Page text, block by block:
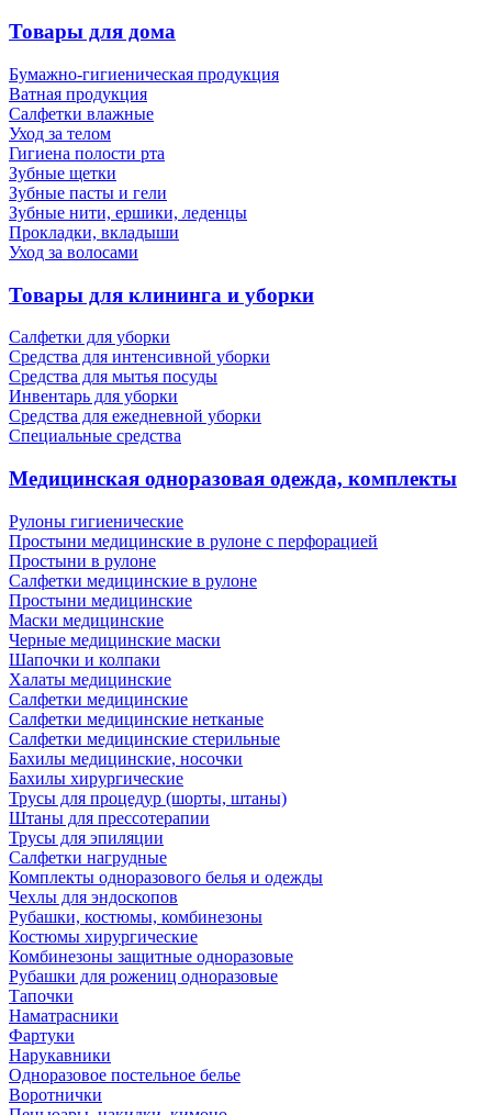
Товары для дома
Бумажно-гигиеническая продукция
Ватная продукция
Салфетки влажные
Уход за телом
Гигиена полости рта
Зубные щетки
Зубные пасты и гели
Зубные нити, ершики, леденцы
Прокладки, вкладыши
Уход за волосами
Товары для клининга и уборки
Салфетки для уборки
Средства для интенсивной уборки
Средства для мытья посуды
Инвентарь для уборки
Средства для ежедневной уборки
Специальные средства
Медицинская одноразовая одежда, комплекты
Рулоны гигиенические
Простыни медицинские в рулоне с перфорацией
Простыни в рулоне
Салфетки медицинские в рулоне
Простыни медицинские
Маски медицинские
Черные медицинские маски
Шапочки и колпаки
Халаты медицинские
Салфетки медицинские
Салфетки медицинские нетканые
Салфетки медицинские стерильные
Бахилы медицинские, носочки
Бахилы хирургические
Трусы для процедур (шорты, штаны)
Штаны для прессотерапии
Трусы для эпиляции
Салфетки нагрудные
Комплекты одноразового белья и одежды
Чехлы для эндоскопов
Рубашки, костюмы, комбинезоны
Костюмы хирургические
Комбинезоны защитные одноразовые
Рубашки для рожениц одноразовые
Тапочки
Наматрасники
Фартуки
Нарукавники
Одноразовое постельное белье
Воротнички